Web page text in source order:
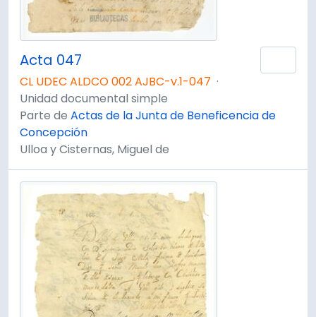
Acta 047
CL UDEC ALDCO 002 AJBC-v.1-047 ·
Unidad documental simple
Parte de Actas de la Junta de Beneficencia de
Concepción
Ulloa y Cisternas, Miguel de